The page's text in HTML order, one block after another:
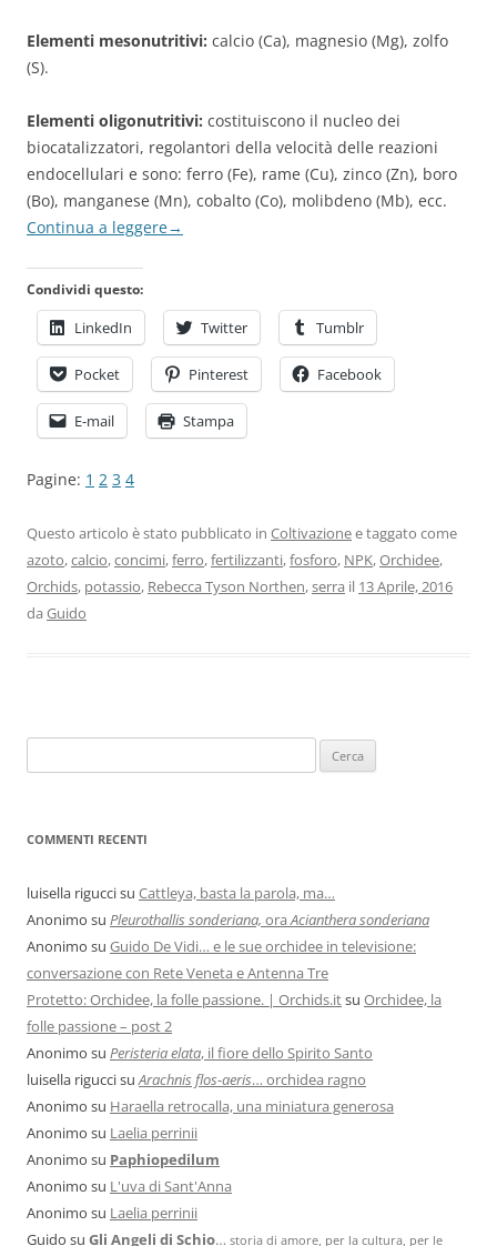
Elementi mesonutritivi: calcio (Ca), magnesio (Mg), zolfo
(S).
Elementi oligonutritivi: costituiscono il nucleo dei
biocatalizzatori, regolantori della velocità delle reazioni
endocellulari e sono: ferro (Fe), rame (Cu), zinco (Zn), boro
(Bo), manganese (Mn), cobalto (Co), molibdeno (Mb), ecc.
Continua a leggere→
Condividi questo:
LinkedIn Twitter Tumblr
Pocket Pinterest Facebook
E-mail Stampa
Pagine: 1 2 3 4
Questo articolo è stato pubblicato in Coltivazionee taggato come
azoto,calcio,concimi,ferro,fertilizzanti,fosforo, NPK,Orchidee,
Orchids, potassio, Rebecca Tyson Northen,serra il 13 Aprile, 2016
da Guido
COMMENTI RECENTI
luisella riguccisu Cattleya, basta la parola, ma…
Anonimo su Pleurothallis sonderiana, oraAcianthera sonderiana
Anonimo su Guido De Vidi… e le sue orchidee in televisione:
conversazione con Rete Veneta e Antenna Tre
Protetto: Orchidee, la folle passione. | Orchids.itsu Orchidee, la
folle passione – post 2
Anonimo su Peristeria elata, il fiore dello Spirito Santo
luisella riguccisuArachnis flos-aeris… orchidea ragno
Anonimo su Haraella retrocalla, una miniatura generosa
Anonimo su Laelia perrinii
Anonimo su Paphiopedilum
Anonimo su L'uva di Sant'Anna
Anonimo su Laelia perrinii
Guido su Gli Angeli di Schio… storia di amore, per la cultura, per le